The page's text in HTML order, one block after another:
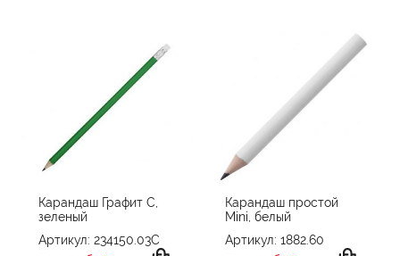
Карандаш Графит C,
зеленый
Артикул: 234150.03C
Карандаш простой
Mini, белый
Артикул: 1882.60